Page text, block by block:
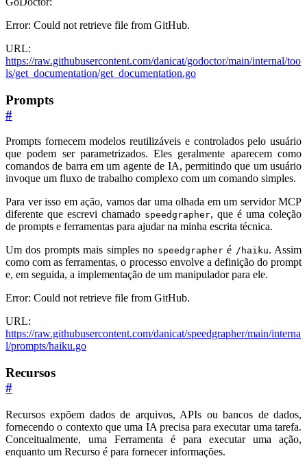
Error: Could not retrieve file from GitHub.
URL:
https://raw.githubusercontent.com/danicat/godoctor/main/internal/too
ls/get_documentation/get_documentation.go
Prompts
#
Prompts fornecem modelos reutilizáveis e controlados pelo usuário
que podem ser parametrizados. Eles geralmente aparecem como
comandos de barra em um agente de IA, permitindo que um usuário
invoque um fluxo de trabalho complexo com um comando simples.
Para ver isso em ação, vamos dar uma olhada em um servidor MCP
diferente que escrevi chamado speedgrapher, que é uma coleção
de prompts e ferramentas para ajudar na minha escrita técnica.
Um dos prompts mais simples no speedgrapheré /haiku. Assim
como com as ferramentas, o processo envolve a definição do prompt
e, em seguida, a implementação de um manipulador para ele.
Error: Could not retrieve file from GitHub.
URL:
https://raw.githubusercontent.com/danicat/speedgrapher/main/interna
l/prompts/haiku.go
Recursos
#
Recursos expõem dados de arquivos, APIs ou bancos de dados,
fornecendo o contexto que uma IA precisa para executar uma tarefa.
Conceitualmente, uma Ferramenta é para executar uma ação,
enquanto um Recurso é para fornecer informações.